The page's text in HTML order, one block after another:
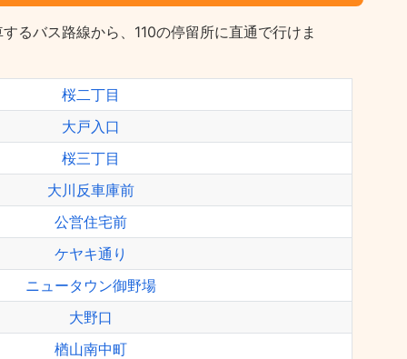
るバス路線から、110の停留所に直通で行けま
桜二丁目
大戸入口
桜三丁目
大川反車庫前
公営住宅前
ケヤキ通り
ニュータウン御野場
大野口
楢山南中町